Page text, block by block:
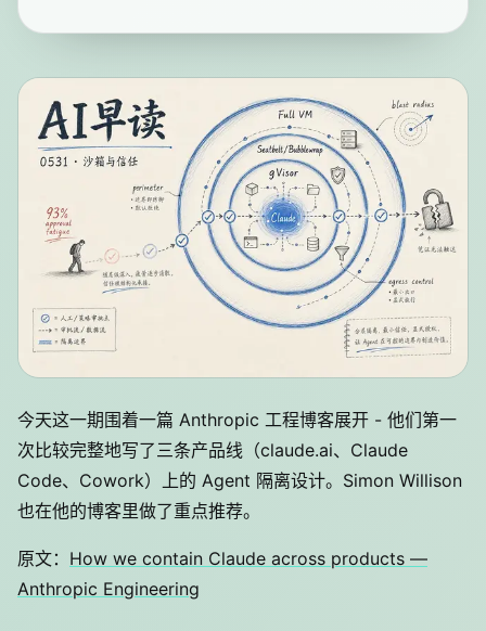
今天这一期围着一篇 Anthropic 工程博客展开 - 他们第一
次比较完整地写了三条产品线（claude.ai、Claude
Code、Cowork）上的 Agent 隔离设计。Simon Willison
也在他的博客里做了重点推荐。
原文： How we contain Claude across products —
Anthropic Engineering